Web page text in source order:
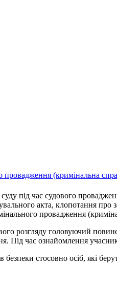
провадження (кримінальна
під час судового
акта, клопотання про
провадження
розгляду головуючий
Під час ознайомлення
безпеки стосовно осіб, які